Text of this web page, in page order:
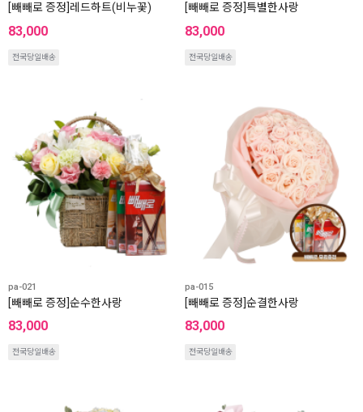
[빼빼로 증정]레드하트(비누꽃)
83,000
전국당일배송
[빼빼로 증정]특별한사랑
83,000
전국당일배송
pa-021
[빼빼로 증정]순수한사랑
83,000
전국당일배송
pa-015
[빼빼로 증정]순결한사랑
83,000
전국당일배송